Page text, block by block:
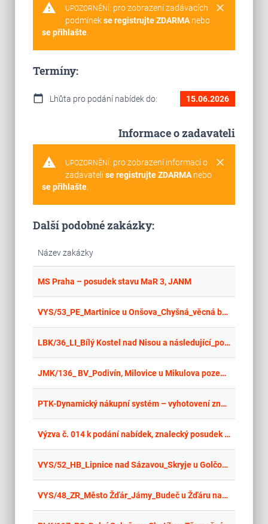
warning clear
UPOZORNĚNÍ: pro zobrazení zadávacích
podmínekse registrujte ZDARMAnebo
se přihlašte.
Termíny:
calendar_today Lhůta pro podání nabídek do: 15.06.2026
Informace o zadavateli
warning clear
UPOZORNĚNÍ: pro zobrazení informací o
zadavateli se registrujte ZDARMAnebo
se přihlašte.
Další podobné zakázky:
Název zakázky
MS Praha – posudek stavu MaR 3, JANM
VYS/53_PE_Martinice u Onšova_Chyšná_věcná břemena
LBK/36_LI_Bílý Kostel nad Nisou a následující_pozemky_opakované
JMK/136_ BV_Podivín, Milovice u Mikulova pozemky
PTK-Dynamický nákupní systém – vyhotovení znaleckých posudků
Výzva č. 014 k podání nabídek, znalecký posudek pro převod pozemků zastavěných a ve funkčním celku pro převod dle zákona č. 503/2012 Sb., v platném znění
VYS/52_HB_Lipnice nad Sázavou_Skryje u Golčova Jeníkova_Šachotín_Bartoušov_pozemky
VYS/48_ZR_Město Žďár_Jámy_Budeč u Žďáru nad Sázavou_pozemky